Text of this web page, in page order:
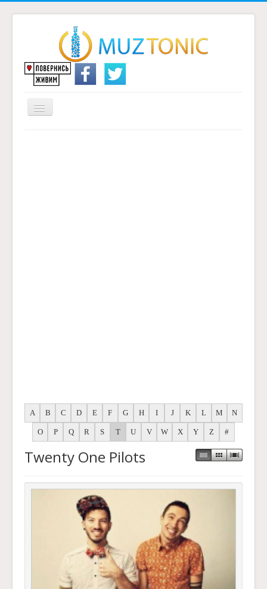
Перемикач
навігації
A B C D E F G H I J K L M N
O P Q R S T U V W X Y Z #
Twenty One Pilots